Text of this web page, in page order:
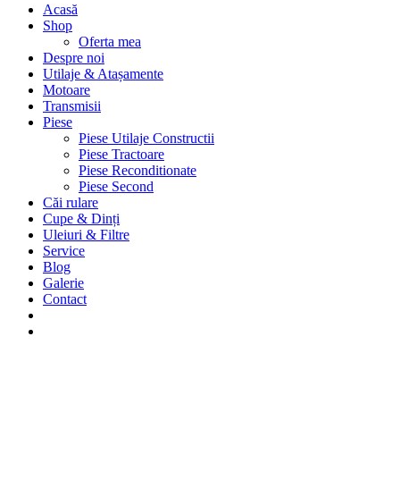
Acasă
Shop
Oferta mea
Despre noi
Utilaje & Atașamente
Motoare
Transmisii
Piese
Piese Utilaje Constructii
Piese Tractoare
Piese Reconditionate
Piese Second
Căi rulare
Cupe & Dinți
Uleiuri & Filtre
Service
Blog
Galerie
Contact